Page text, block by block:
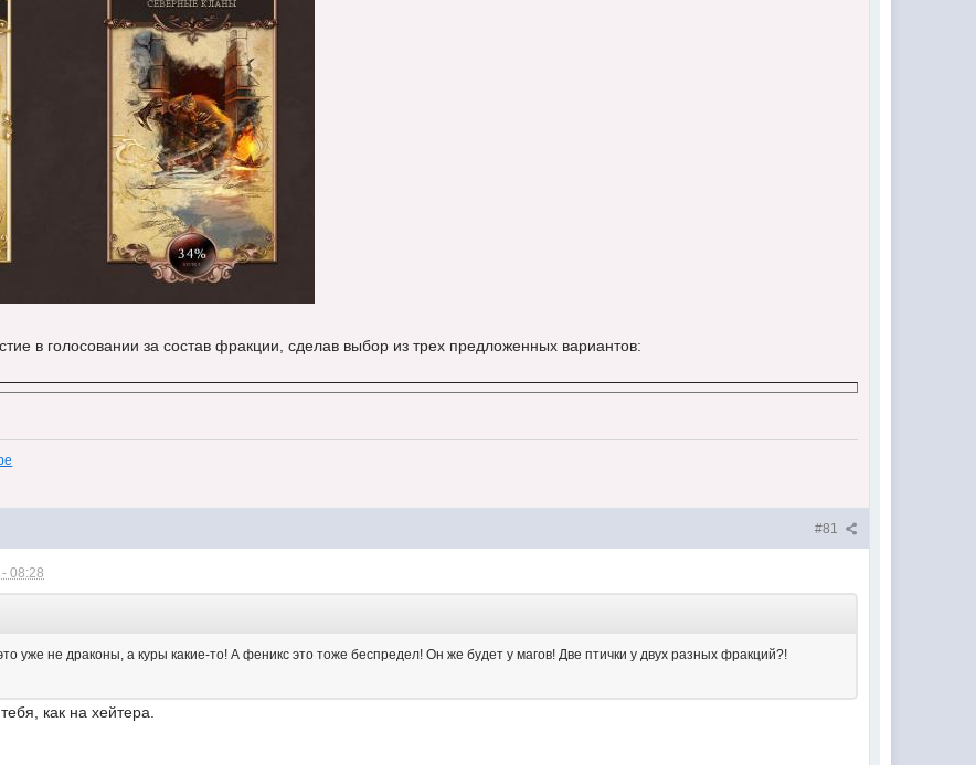
в голосовании за состав фракции, сделав выбор из трех предложенных вариантов:
#81
08:28
уже не драконы, а куры какие-то! А феникс это тоже беспредел! Он же будет у магов! Две птички у двух разных фракций?!
как на хейтера.